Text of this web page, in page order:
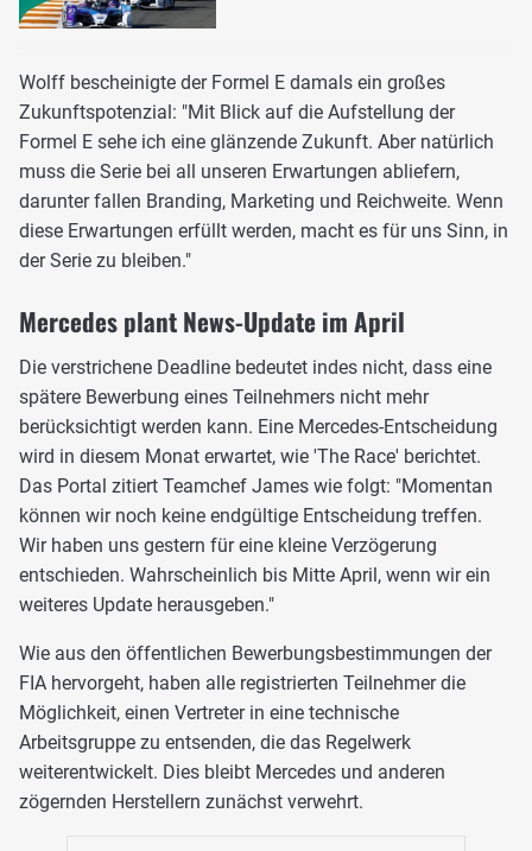
Wolff bescheinigte der Formel E damals ein großes
Zukunftspotenzial: "Mit Blick auf die Aufstellung der
Formel E sehe ich eine glänzende Zukunft. Aber natürlich
muss die Serie bei all unseren Erwartungen abliefern,
darunter fallen Branding, Marketing und Reichweite. Wenn
diese Erwartungen erfüllt werden, macht es für uns Sinn, in
der Serie zu bleiben."
Mercedes plant News-Update im April
Die verstrichene Deadline bedeutet indes nicht, dass eine
spätere Bewerbung eines Teilnehmers nicht mehr
berücksichtigt werden kann. Eine Mercedes-Entscheidung
wird in diesem Monat erwartet, wie 'The Race' berichtet.
Das Portal zitiert Teamchef James wie folgt: "Momentan
können wir noch keine endgültige Entscheidung treffen.
Wir haben uns gestern für eine kleine Verzögerung
entschieden. Wahrscheinlich bis Mitte April, wenn wir ein
weiteres Update herausgeben."
Wie aus den öffentlichen Bewerbungsbestimmungen der
FIA hervorgeht, haben alle registrierten Teilnehmer die
Möglichkeit, einen Vertreter in eine technische
Arbeitsgruppe zu entsenden, die das Regelwerk
weiterentwickelt. Dies bleibt Mercedes und anderen
zögernden Herstellern zunächst verwehrt.